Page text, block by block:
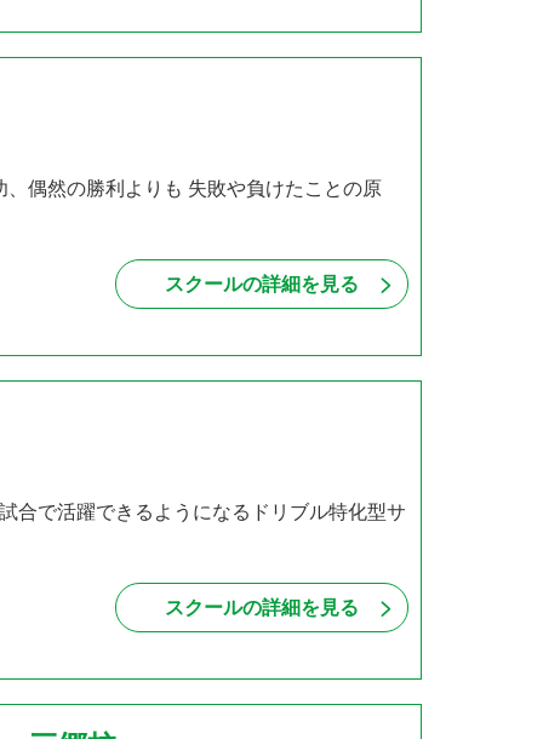
偶然の勝利よりも 失敗や負けたことの原
スクールの詳細を見る
合で活躍できるようになるドリブル特化型サ
スクールの詳細を見る